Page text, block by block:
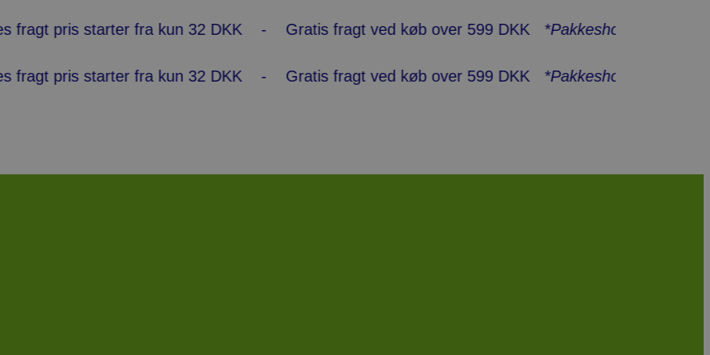
starter fra kun 32 DKK - Gratis fragt ved køb over 599 DKK*Pakkeshop op til 20 kg*
starter fra kun 32 DKK - Gratis fragt ved køb over 599 DKK*Pakkeshop op til 20 kg*